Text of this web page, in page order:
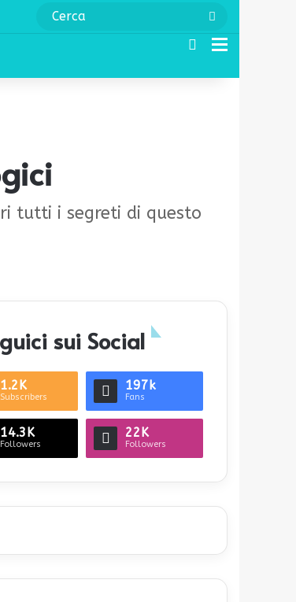
Cerca
tutti i segreti di questo
sui Social
1.2K
Subscribers
197k
Fans
14.3K
Followers
22K
Followers